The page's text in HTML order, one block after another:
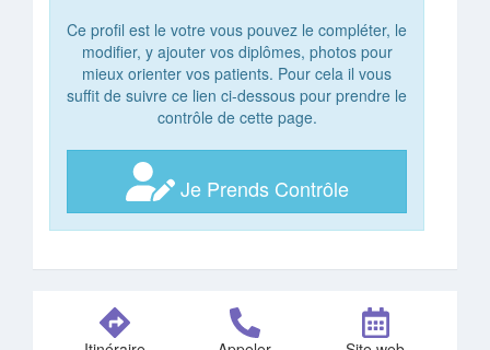
Ce profil est le votre vous pouvez le compléter, le
modifier, y ajouter vos diplômes, photos pour
mieux orienter vos patients. Pour cela il vous
suffit de suivre ce lien ci-dessous pour prendre le
contrôle de cette page.
Je Prends Contrôle